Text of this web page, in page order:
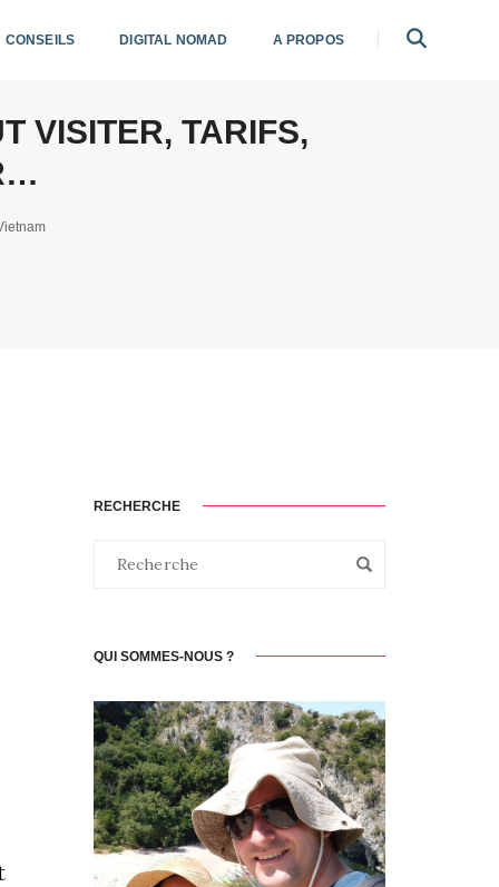
CONSEILS DIGITAL NOMAD A PROPOS
VISITER, TARIFS,
RECHERCHE
QUI SOMMES-NOUS ?